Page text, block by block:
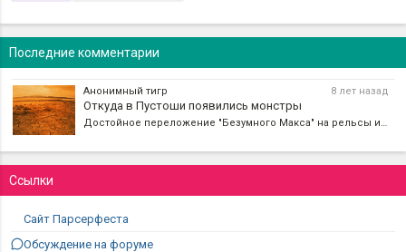
Последние комментарии
Анонимный тигр 8 лет назад
Откуда в Пустоши появились монстры
Ссылки
Сайт Парсерфеста
Обсуждение на форуме